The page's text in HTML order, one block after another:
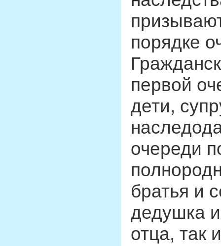
порядке
первой
дети,
очереди
братья и
дедушка
отца, так